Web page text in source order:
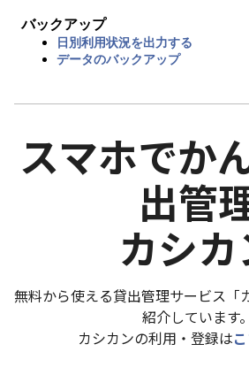
バックアップ
日別利用状況を出力する
データのバックアップ
スマホでか
出管
カシカ
無料から使える貸出管理サービス「
紹介しています。
カシカンの利用・登録は